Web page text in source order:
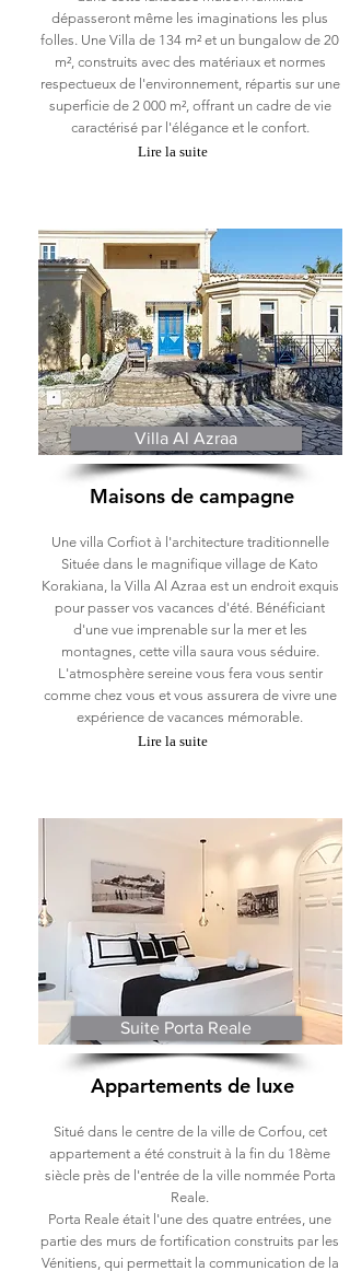
dépasseront même les imaginations les plus
folles. Une Villa de 134 m² et un bungalow de 20
m², construits avec des matériaux et normes
respectueux de l'environnement, répartis sur une
superficie de 2 000 m², offrant un cadre de vie
caractérisé par l'élégance et le confort.
Lire la suite
Villa Al Azraa
Maisons de campagne
Une villa Corfiot à l'architecture traditionnelle
Située dans le magnifique village de Kato
Korakiana, la Villa Al Azraa est un endroit exquis
pour passer vos vacances d'été. Bénéficiant
d'une vue imprenable sur la mer et les
montagnes, cette villa saura vous séduire.
L'atmosphère sereine vous fera vous sentir
comme chez vous et vous assurera de vivre une
expérience de vacances mémorable.
Lire la suite
Suite Porta Reale
Appartements de luxe
Situé dans le centre de la ville de Corfou, cet
appartement a été construit à la fin du 18ème
siècle près de l'entrée de la ville nommée Porta
Reale.
Porta Reale était l'une des quatre entrées, une
partie des murs de fortification construits par les
Vénitiens, qui permettait la communication de la